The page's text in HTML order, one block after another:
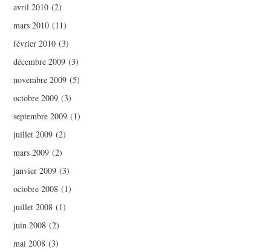
avril 2010 (2)
mars 2010 (11)
février 2010 (3)
décembre 2009 (3)
novembre 2009 (5)
octobre 2009 (3)
septembre 2009 (1)
juillet 2009 (2)
mars 2009 (2)
janvier 2009 (3)
octobre 2008 (1)
juillet 2008 (1)
juin 2008 (2)
mai 2008 (3)